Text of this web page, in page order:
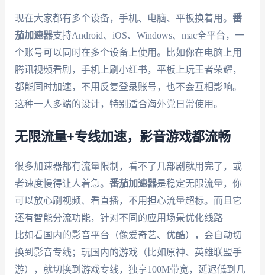
现在大家都有多个设备，手机、电脑、平板换着用。 番
茄加速器支持Android、iOS、Windows、mac全平台，一
个账号可以同时在多个设备上使用。比如你在电脑上用
腾讯视频看剧，手机上刷小红书，平板上玩王者荣耀，
都能同时加速，不用反复登录账号，也不会互相影响。
这种一人多端的设计，特别适合海外党日常使用。
无限流量+专线加速，影音游戏都流畅
很多加速器都有流量限制，看不了几部剧就用完了，或
者速度慢得让人着急。 番茄加速器是稳定无限流量，你
可以放心刷视频、看直播，不用担心流量超标。而且它
还有智能分流功能，针对不同的应用场景优化线路——
比如看国内的影音平台（像爱奇艺、优酷），会自动切
换到影音专线；玩国内的游戏（比如原神、英雄联盟手
游），就切换到游戏专线，独享100M带宽，延迟低到几